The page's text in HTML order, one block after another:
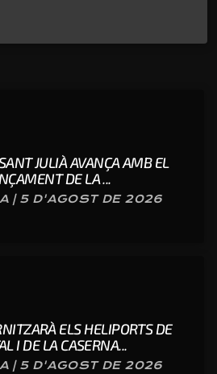
JULIÀ AVANÇA AMB EL
DE LA ...
| 5 D'AGOST DE 2026
ELS HELIPORTS DE
I DE LA CASERNA...
| 5 D'AGOST DE 2026